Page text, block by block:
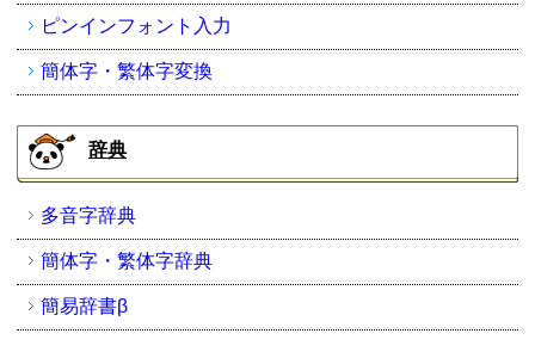
ピンインフォント入力
簡体字・繁体字変換
辞典
多音字辞典
簡体字・繁体字辞典
簡易辞書β